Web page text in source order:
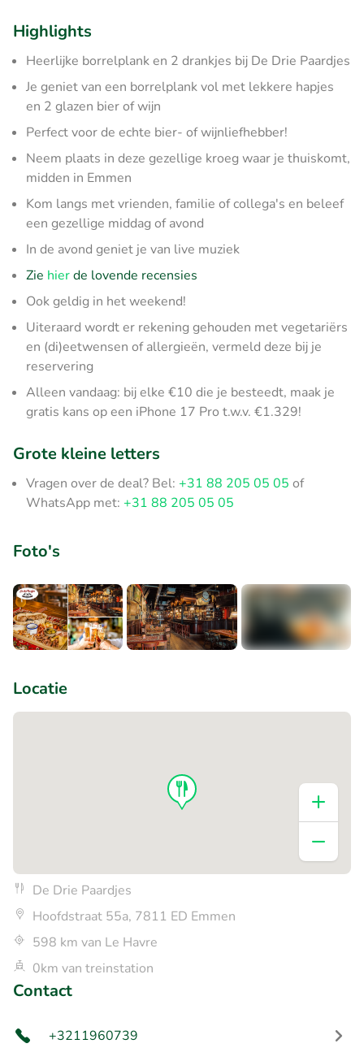
Highlights
Heerlijke borrelplank en 2 drankjes bij De Drie Paardjes
Je geniet van een borrelplank vol met lekkere hapjes
en 2 glazen bier of wijn
Perfect voor de echte bier- of wijnliefhebber!
Neem plaats in deze gezellige kroeg waar je thuiskomt,
midden in Emmen
Kom langs met vrienden, familie of collega's en beleef
een gezellige middag of avond
In de avond geniet je van live muziek
Zie hierde lovende recensies
Ook geldig in het weekend!
Uiteraard wordt er rekening gehouden met vegetariërs
en (di)eetwensen of allergieën, vermeld deze bij je
reservering
Alleen vandaag: bij elke €10 die je besteedt, maak je
gratis kans op een iPhone 17 Pro t.w.v. €1.329!
Grote kleine letters
Vragen over de deal? Bel: +31 88 205 05 05 of
WhatsApp met: +31 88 205 05 05
Foto's
Locatie
De Drie Paardjes
Hoofdstraat 55a, 7811 ED Emmen
598 km van Le Havre
0km van treinstation
Contact
+3211960739